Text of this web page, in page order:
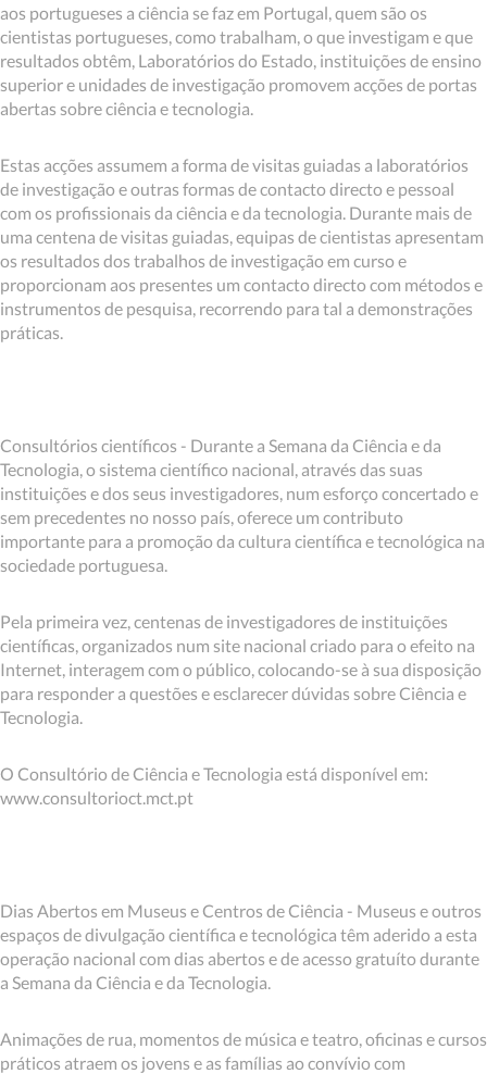
aos portugueses a ciência se faz em Portugal, quem são os
cientistas portugueses, como trabalham, o que investigam e que
resultados obtêm, Laboratórios do Estado, instituições de ensino
superior e unidades de investigação promovem acções de portas
abertas sobre ciência e tecnologia.
Estas acções assumem a forma de visitas guiadas a laboratórios
de investigação e outras formas de contacto directo e pessoal
com os profissionais da ciência e da tecnologia. Durante mais de
uma centena de visitas guiadas, equipas de cientistas apresentam
os resultados dos trabalhos de investigação em curso e
proporcionam aos presentes um contacto directo com métodos e
instrumentos de pesquisa, recorrendo para tal a demonstrações
práticas.
Consultórios científicos - Durante a Semana da Ciência e da
Tecnologia, o sistema científico nacional, através das suas
instituições e dos seus investigadores, num esforço concertado e
sem precedentes no nosso país, oferece um contributo
importante para a promoção da cultura científica e tecnológica na
sociedade portuguesa.
Pela primeira vez, centenas de investigadores de instituições
científicas, organizados num site nacional criado para o efeito na
Internet, interagem com o público, colocando-se à sua disposição
para responder a questões e esclarecer dúvidas sobre Ciência e
Tecnologia.
O Consultório de Ciência e Tecnologia está disponível em:
www.consultorioct.mct.pt
Dias Abertos em Museus e Centros de Ciência - Museus e outros
espaços de divulgação científica e tecnológica têm aderido a esta
operação nacional com dias abertos e de acesso gratuíto durante
a Semana da Ciência e da Tecnologia.
Animações de rua, momentos de música e teatro, oficinas e cursos
práticos atraem os jovens e as famílias ao convívio com